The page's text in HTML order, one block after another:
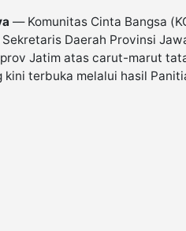
— Komunitas Cinta Bangsa
Daerah Provinsi
Jatim atas carut-marut
kini terbuka melalui hasil